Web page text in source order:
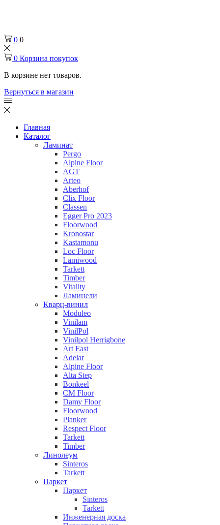
0 0
0 Корзина покупок
В корзине нет товаров.
Вернуться в магазин
Главная
Каталог
Ламинат
Pergo
Alpine Floor
AGT
Arteo
Aberhof
Clix Floor
Classen
Egger Pro 2023
Floorwood
Kronostar
Kastamonu
Loc Floor
Lamiwood
Tarkett
Timber
Vitality
Ламинели
Кварц-винил
Moduleo
Vinilam
VinilPol
Vinilpol Herrigbone
Art East
Adelar
Alpine Floor
Alta Step
Bonkeel
CM Floor
Damy Floor
Floorwood
Planker
Respect Floor
Tarkett
Timber
Линолеум
Sinteros
Tarkett
Паркет
Паркет
Sinteros
Tarkett
Инженерная доска